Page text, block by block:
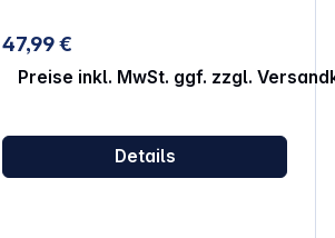
Bräunungsergebnisse. Im schicken
Edelstahlgehäuse sind eine
entnehmbare Krümelschublade und
einem abnehmbaren Brötchenaufsatz.
Eigenschaften: 4 Scheiben-Doppel-
47,99 €
Preise inkl. MwSt. ggf. zzgl.
Details